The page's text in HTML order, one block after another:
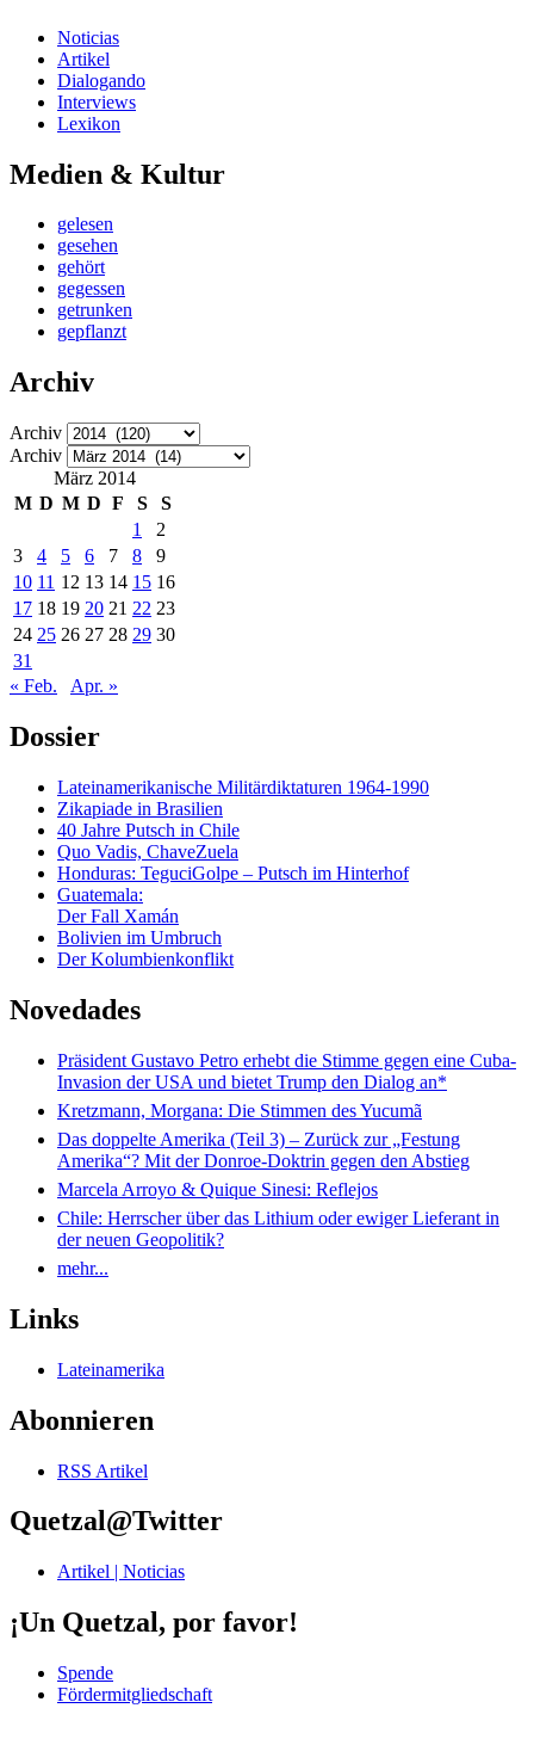
Noticias
Artikel
Dialogando
Interviews
Lexikon
Medien & Kultur
gelesen
gesehen
gehört
gegessen
getrunken
gepflanzt
Archiv
Archiv
Archiv
März 2014
M D M D F S
S
1
2
3
4 5 6 7 8
9
10 11 12 13 14 15 16
17 18 19 20 21 22 23
24 25 26 27 28 29 30
31
« Feb.
Apr. »
Dossier
Lateinamerikanische Militärdiktaturen 1964-1990
Zikapiade in Brasilien
40 Jahre Putsch in Chile
Quo Vadis, ChaveZuela
Honduras: TeguciGolpe – Putsch im Hinterhof
Guatemala:
Der Fall Xamán
Bolivien im Umbruch
Der Kolumbienkonflikt
Novedades
Präsident Gustavo Petro erhebt die Stimme gegen eine Cuba-
Invasion der USA und bietet Trump den Dialog an*
Kretzmann, Morgana: Die Stimmen des Yucumã
Das doppelte Amerika (Teil 3) – Zurück zur „Festung
Amerika“? Mit der Donroe-Doktrin gegen den Abstieg
Marcela Arroyo & Quique Sinesi: Reflejos
Chile: Herrscher über das Lithium oder ewiger Lieferant in
der neuen Geopolitik?
mehr...
Links
Lateinamerika
Abonnieren
RSS Artikel
Quetzal@Twitter
Artikel | Noticias
¡Un Quetzal, por favor!
Spende
Fördermitgliedschaft